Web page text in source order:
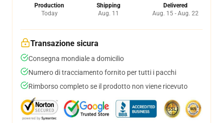
Production
Today
Shipping
Aug. 11
Delivered
Aug. 15 - Aug. 22
Transazione sicura
Consegna mondiale a domicilio
Numero di tracciamento fornito per tutti i pacchi
Rimborso completo se il prodotto non viene ricevuto